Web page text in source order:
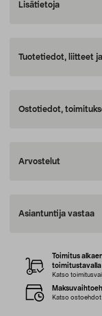
Lisätietoja
Tuotetiedot, liitteet
Ostotiedot,
Arvostelut
Asiantuntija vastaa
Toimitus
toimitustavalla
Katso
Katso ostoehdot